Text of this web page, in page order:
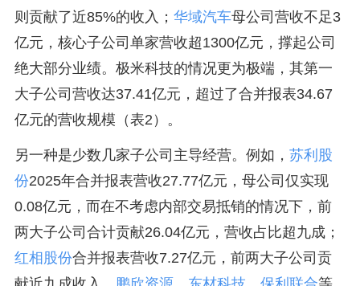
则贡献了近85%的收入； 华域汽车母公司营收不足3
亿元，核心子公司单家营收超1300亿元，撑起公司
绝大部分业绩。极米科技的情况更为极端，其第一
大子公司营收达37.41亿元，超过了合并报表34.67
亿元的营收规模（表2）。
另一种是少数几家子公司主导经营。例如， 苏利股
份2025年合并报表营收27.77亿元，母公司仅实现
0.08亿元，而在不考虑内部交易抵销的情况下，前
两大子公司合计贡献26.04亿元，营收占比超九成；
红相股份合并报表营收7.27亿元，前两大子公司贡